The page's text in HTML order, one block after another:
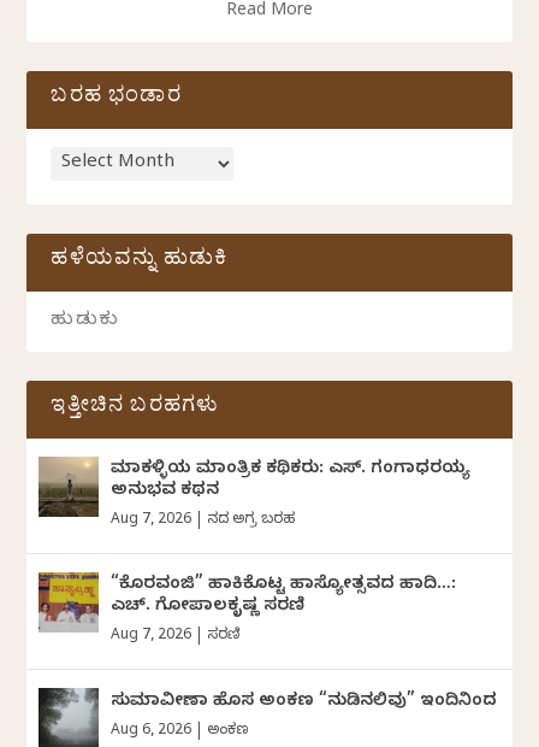
Read More
ಬರಹ ಭಂಡಾರ
ಹಳೆಯವನ್ನು ಹುಡುಕಿ
ಇತ್ತೀಚಿನ ಬರಹಗಳು
ಮಾಕಳ್ಳಿಯ ಮಾಂತ್ರಿಕ ಕಥಿಕರು: ಎಸ್. ಗಂಗಾಧರಯ್ಯ
ಅನುಭವ ಕಥನ
Aug 7, 2026 ದಿನದ ಅಗ್ರ ಬರಹ
“ಕೊರವಂಜಿ” ಹಾಕಿಕೊಟ್ಟ ಹಾಸ್ಯೋತ್ಸವದ ಹಾದಿ…:
ಎಚ್. ಗೋಪಾಲಕೃಷ್ಣ ಸರಣಿ
Aug 7, 2026 ಸರಣಿ
ಸುಮಾವೀಣಾ ಹೊಸ ಅಂಕಣ “ನುಡಿನಲಿವು” ಇಂದಿನಿಂದ
Aug 6, 2026 ಅಂಕಣ